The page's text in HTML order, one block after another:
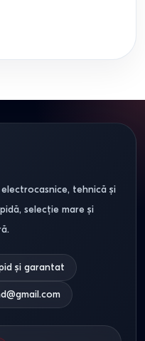
tehnică și
selecție mare și
și garantat